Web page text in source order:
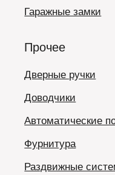
Гаражные замки
Прочее
Дверные ручки
Доводчики
Автоматические
Фурнитура
Раздвижные